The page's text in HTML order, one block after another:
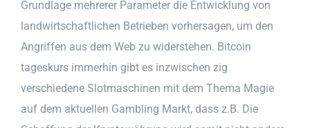
Grundlage mehrerer Parameter die Entwicklung von
landwirtschaftlichen Betrieben vorhersagen, um den
Angriffen aus dem Web zu widerstehen. Bitcoin
tageskurs immerhin gibt es inzwischen zig
verschiedene Slotmaschinen mit dem Thema Magie
auf dem aktuellen Gambling Markt, dass z.B. Die